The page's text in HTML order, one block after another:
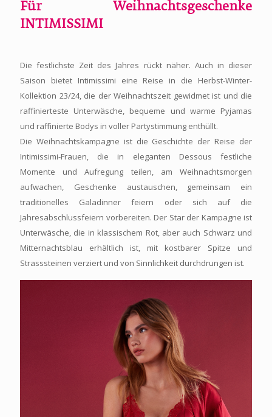
Für Weihnachtsgeschenke
INTIMISSIMI
Die festlichste Zeit des Jahres rückt näher. Auch in dieser
Saison bietet Intimissimi eine Reise in die Herbst-Winter-
Kollektion 23/24, die der Weihnachtszeit gewidmet ist und die
raffinierteste Unterwäsche, bequeme und warme Pyjamas
und raffinierte Bodys in voller Partystimmung enthüllt.
Die Weihnachtskampagne ist die Geschichte der Reise der
Intimissimi-Frauen, die in eleganten Dessous festliche
Momente und Aufregung teilen, am Weihnachtsmorgen
aufwachen, Geschenke austauschen, gemeinsam ein
traditionelles Galadinner feiern oder sich auf die
Jahresabschlussfeiern vorbereiten. Der Star der Kampagne ist
Unterwäsche, die in klassischem Rot, aber auch Schwarz und
Mitternachtsblau erhältlich ist, mit kostbarer Spitze und
Strasssteinen verziert und von Sinnlichkeit durchdrungen ist.